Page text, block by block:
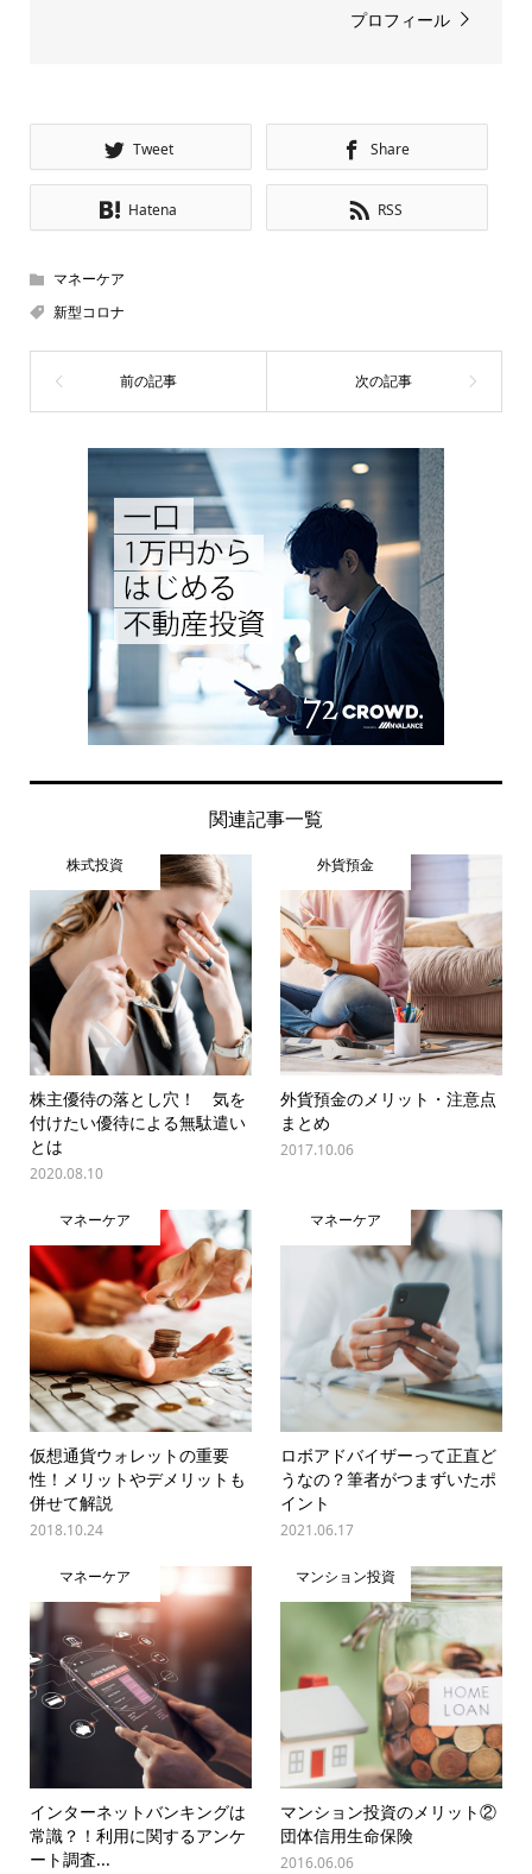
プロフィール
Tweet Share
Hatena RSS
マネーケア
新型コロナ
関連記事一覧
株式投資
株主優待の落とし穴！ 気を
付けたい優待による無駄遣い
とは
2020.08.10
外貨預金
外貨預金のメリット・注意点
まとめ
2017.10.06
マネーケア
仮想通貨ウォレットの重要
性！メリットやデメリットも
併せて解説
2018.10.24
マネーケア
ロボアドバイザーって正直ど
うなの？筆者がつまずいたポ
イント
2021.06.17
マネーケア
インターネットバンキングは
常識？！利用に関するアンケ
ート調査...
マンション投資
マンション投資のメリット②
団体信用生命保険
2016.06.06